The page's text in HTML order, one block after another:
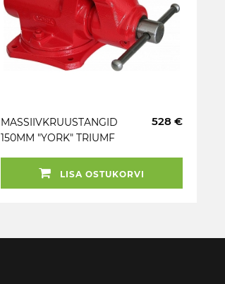
MASSIIVKRUUSTANGID
150MM "YORK" TRIUMF
528 €
LISA OSTUKORVI